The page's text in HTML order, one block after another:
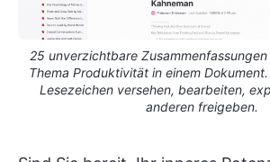
25 unverzichtbare
Thema Produktivität in einem
Lesezeichen versehen, bearbeiten,
anderen freigeben.